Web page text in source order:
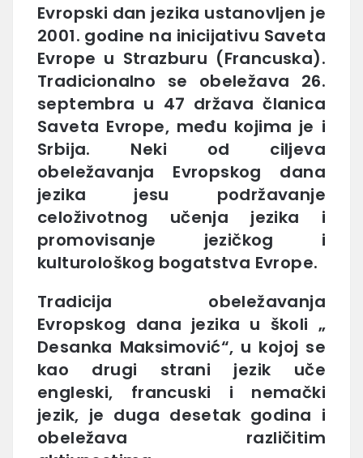
Evropski dan jezika ustanovljen je
2001. godine na inicijativu Saveta
Evrope u Strazburu (Francuska).
Tradicionalno se obeležava 26.
septembra u 47 država članica
Saveta Evrope, među kojima je i
Srbija. Neki od ciljeva
obeležavanja Evropskog dana
jezika jesu podržavanje
celoživotnog učenja jezika i
promovisanje jezičkog i
kulturološkog bogatstva Evrope.
Tradicija obeležavanja
Evropskog dana jezika u školi „
Desanka Maksimović“, u kojoj se
kao drugi strani jezik uče
engleski, francuski i nemački
jezik, je duga desetak godina i
obeležava različitim